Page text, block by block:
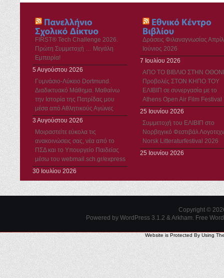
FIRST® Tech Challenge 2026.
Πρώτη Συμμετοχή … Μεγάλη
Εμπειρία!
5 Αυγούστου 2026
Γυμνάσιο-Λύκειο Dortmund.
Διαδικτυακό Μάθημα. Μαθαίνω
την Ιστορία της Πατρίδας μου
μέσα από Αθλητικούς Αγώνες
3 Αυγούστου 2026
Μοιραστείτε εύκολα τις
ανακοινώσεις σας, νέα από το
ΠΣΔ και το Υπουργείο Παιδείας
μέσω του webmail.sch.gr/express
30 Ιουλίου 2026
Δράσεις Φιλαναγνωσίας
Ιούνιος 2026
7 Ιουλίου 2026
ΑΠΟ ΤΟ ΒΙΒΛΙΟ ΣΤΗΝ
Προβολές ΣΤΟΝ ΚΗΠΟ ΤΟΥ
ΕΛΙΒΙΠ σε συνεργασία με το
Athens Open Air Film Festival
25 Ιουνίου 2026
Συμμετοχή του ΕΛΙΒΙΠ στο
Νορβηγικό Φεστιβάλ
Norsk Litteraturfestival 2026
25 Ιουνίου 2026
Copyright ©
Powered by WordPress 3.1.2 & Arkham. Free
Website is Protected By Using